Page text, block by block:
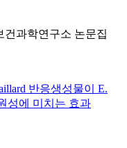
과학연구소 논문집
반응생성물이 E.
성에 미치는 효과